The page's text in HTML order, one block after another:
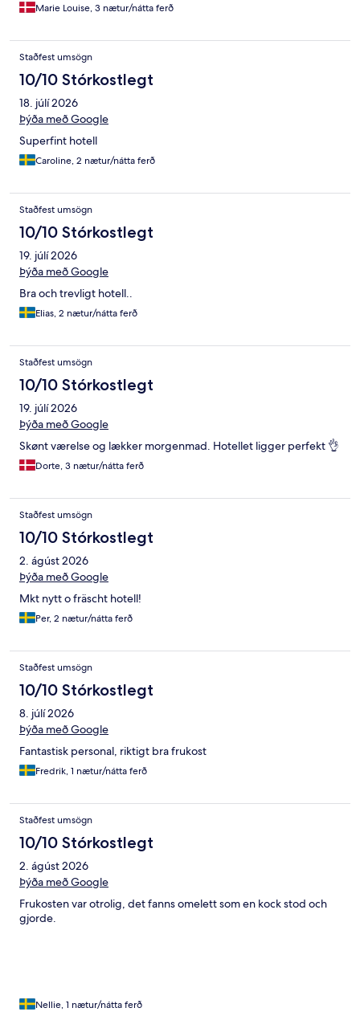
Marie Louise, 3 nætur/nátta ferð
Staðfest umsögn
10/10 Stórkostlegt
18. júlí 2026
Þýða með Google
Superfint hotell
Caroline, 2 nætur/nátta ferð
Staðfest umsögn
10/10 Stórkostlegt
19. júlí 2026
Þýða með Google
Bra och trevligt hotell..
Elias, 2 nætur/nátta ferð
Staðfest umsögn
10/10 Stórkostlegt
19. júlí 2026
Þýða með Google
Skønt værelse og lækker morgenmad. Hotellet ligger perfekt 👌
Dorte, 3 nætur/nátta ferð
Staðfest umsögn
10/10 Stórkostlegt
2. ágúst 2026
Þýða með Google
Mkt nytt o fräscht hotell!
Per, 2 nætur/nátta ferð
Staðfest umsögn
10/10 Stórkostlegt
8. júlí 2026
Þýða með Google
Fantastisk personal, riktigt bra frukost
Fredrik, 1 nætur/nátta ferð
Staðfest umsögn
10/10 Stórkostlegt
2. ágúst 2026
Þýða með Google
Frukosten var otrolig, det fanns omelett som en kock stod och
gjorde.
Nellie, 1 nætur/nátta ferð